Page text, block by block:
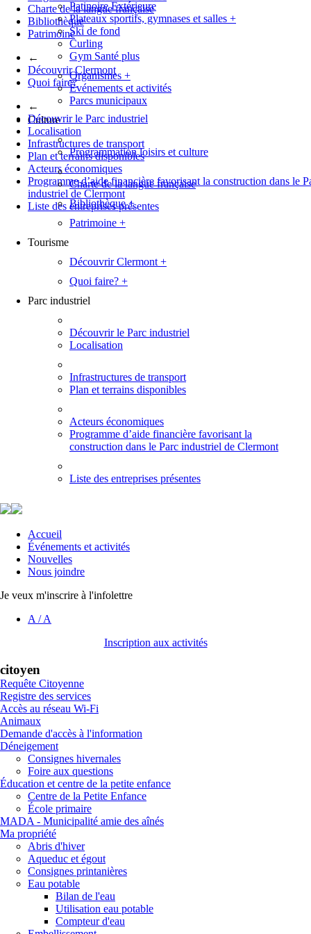
Charte de la langue française
Bibliothèque
Patrimoine
←
Découvrir Clermont
Quoi faire?
←
Découvrir le Parc industriel
Localisation
Infrastructures de transport
Plan et terrains disponibles
Acteurs économiques
Programme d’aide financière favorisant la construction dans le
industriel de Clermont
Liste des entreprises présentes
Patinoire Extérieure
Plateaux sportifs, gymnases et salles +
Ski de fond
Curling
Gym Santé plus
Organismes +
Événements et activités
Parcs municipaux
Culture
Programmation loisirs et culture
Charte de la langue française
Bibliothèque+
Patrimoine +
Tourisme
Découvrir Clermont +
Quoi faire? +
Parc industriel
Découvrir le Parc industriel
Localisation
Infrastructures de transport
Plan et terrains disponibles
Acteurs économiques
Programme d’aide financière favorisant la
construction dans le Parc industriel de Clermont
Liste des entreprises présentes
Accueil
Événements et activités
Nouvelles
Nous joindre
Je veux m'inscrire à l'infolettre
A /A
Inscription aux activités
citoyen
Requête Citoyenne
Registre des services
Accès au réseau Wi-Fi
Animaux
Demande d'accès à l'information
Déneigement
Consignes hivernales
Foire aux questions
Éducation et centre de la petite enfance
Centre de la Petite Enfance
École primaire
MADA - Municipalité amie des aînés
Ma propriété
Abris d'hiver
Aqueduc et égout
Consignes printanières
Eau potable
Bilan de l'eau
Utilisation eau potable
Compteur d'eau